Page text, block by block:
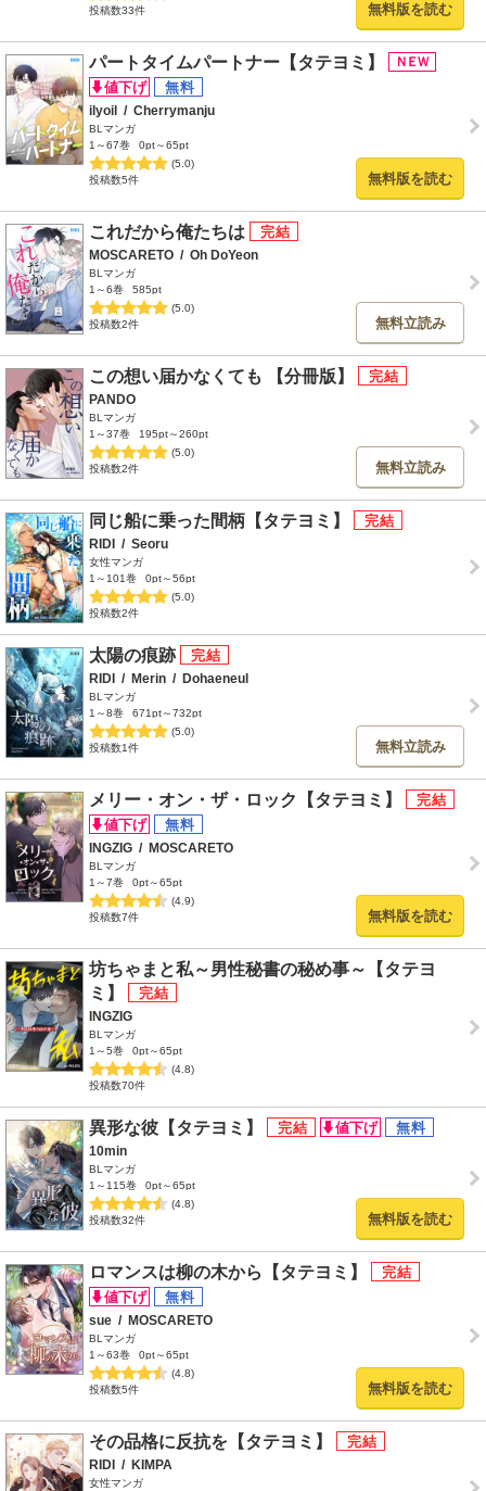
投稿数33件 無料版を読む
パートタイムパートナー【タテヨミ】
ilyoil / Cherrymanju
BLマンガ
1～67巻
0pt～65pt
(5.0)
投稿数5件
無料版を読む
これだから俺たちは
MOSCARETO / Oh DoYeon
BLマンガ
1～6巻
585pt
(5.0)
投稿数2件
無料立読み
この想い届かなくても 【分冊版】
PANDO
BLマンガ
1～37巻
195pt～260pt
(5.0)
投稿数2件
無料立読み
同じ船に乗った間柄【タテヨミ】
RIDI / Seoru
女性マンガ
1～101巻
0pt～56pt
(5.0)
投稿数2件
太陽の痕跡
RIDI / Merin / Dohaeneul
BLマンガ
1～8巻
671pt～732pt
(5.0)
投稿数1件
無料立読み
メリー・オン・ザ・ロック【タテヨミ】
INGZIG / MOSCARETO
BLマンガ
1～7巻
0pt～65pt
(4.9)
投稿数7件
無料版を読む
坊ちゃまと私～男性秘書の秘め事～【タテヨ
ミ】
INGZIG
BLマンガ
1～5巻
0pt～65pt
(4.8)
投稿数70件
異形な彼【タテヨミ】
10min
BLマンガ
1～115巻
0pt～65pt
(4.8)
投稿数32件
無料版を読む
ロマンスは柳の木から【タテヨミ】
sue / MOSCARETO
BLマンガ
1～63巻
0pt～65pt
(4.8)
投稿数5件
無料版を読む
その品格に反抗を【タテヨミ】
RIDI / KIMPA
女性マンガ